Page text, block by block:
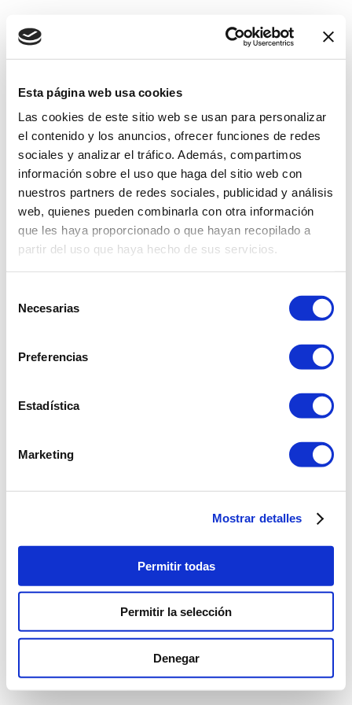
Esta página web usa cookies
Las cookies de este sitio web se usan para personalizar
el contenido y los anuncios, ofrecer funciones de redes
sociales y analizar el tráfico. Además, compartimos
información sobre el uso que haga del sitio web con
nuestros partners de redes sociales, publicidad y análisis
web, quienes pueden combinarla con otra información
que les haya proporcionado o que hayan recopilado a
partir del uso que haya hecho de sus servicios.
Necesarias
Preferencias
Estadística
Marketing
Mostrar detalles
Permitir todas
Permitir la selección
Denegar